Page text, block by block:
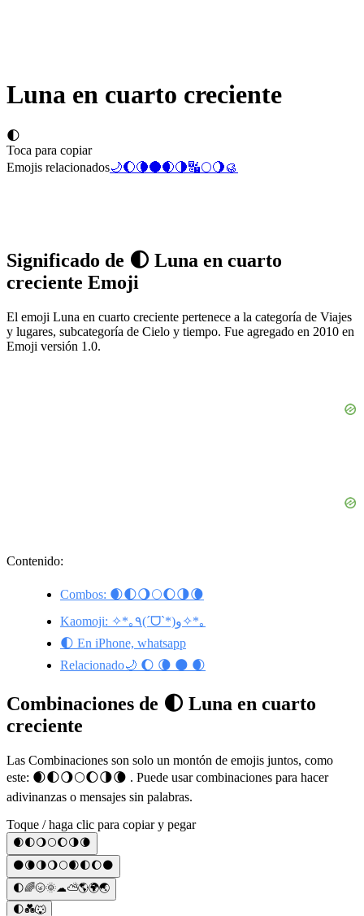
Luna en cuarto creciente
🌓
Toca para copiar
Emojis relacionados🌙🌔🌘🌑🌒🌗🔣🌕🌖🥮
Significado de 🌓 Luna en cuarto
creciente Emoji
El emoji Luna en cuarto creciente pertenece a la categoría de Viajes
y lugares, subcategoría de Cielo y tiempo. Fue agregado en 2010 en
Emoji versión 1.0.
Contenido:
Combos: 🌒🌓🌖🌕🌔🌗🌘
Kaomoji: ✧*｡٩(ˊᗜˋ*)و✧*｡
🌓 En iPhone, whatsapp
Relacionado🌙 🌔 🌘 🌑 🌒
Combinaciones de 🌓 Luna en cuarto
creciente
Las Combinaciones son solo un montón de emojis juntos, como
este: 🌒🌓🌖🌕🌔🌗🌘 . Puede usar combinaciones para hacer
adivinanzas o mensajes sin palabras.
Toque / haga clic para copiar y pegar
🌒🌓🌖🌕🌔🌗🌘
🌑🌘🌗🌖🌕🌒🌓🌔🌑
🌓🌈🌝🌞☁⛅🌎🌍🌏
🌓💑🐺